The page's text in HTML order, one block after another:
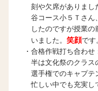
刻や欠席がありまし
谷コース小５Ｔさん
したのですが授業
いました。 笑顔です
・合格作戦打ち合わ
半は文化祭のクラス
選手権でのキャプテ
忙しい中でも充実し